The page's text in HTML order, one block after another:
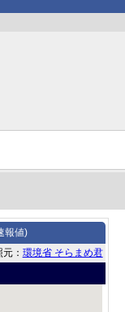
報値)
： 環境省 そらまめ君